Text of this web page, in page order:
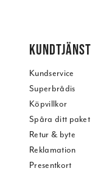
KUNDTJÄNST
Kundservice
Superbrådis
Köpvillkor
Spåra ditt paket
Retur & byte
Reklamation
Presentkort